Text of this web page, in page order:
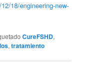
18/engineering-new-
CureFSHD,
,tratamiento